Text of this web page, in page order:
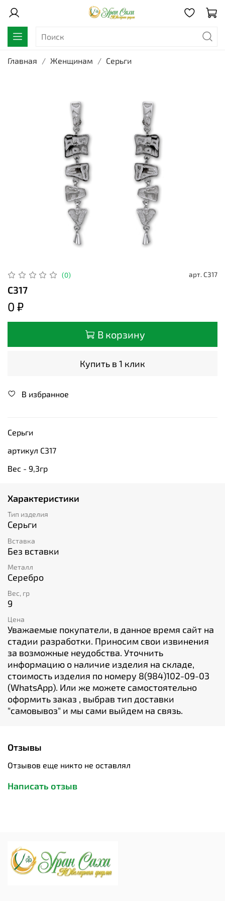
Главная Женщинам Серьги
(0) арт. С317
С317
0 ₽
В корзину
Купить в 1 клик
В избранное
Серьги
артикул С317
Вес - 9,3гр
Характеристики
Тип изделия
Серьги
Вставка
Без вставки
Металл
Серебро
Вес, гр
9
Цена
Уважаемые покупатели, в данное время сайт на
стадии разработки. Приносим свои извинения
за возможные неудобства. Уточнить
информацию о наличие изделия на складе,
стоимость изделия по номеру 8(984)102-09-03
(WhatsApp). Или же можете самостоятельно
оформить заказ , выбрав тип доставки
"cамовывоз" и мы сами выйдем на связь.
Отзывы
Отзывов еще никто не оставлял
Написать отзыв